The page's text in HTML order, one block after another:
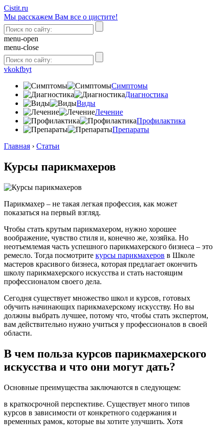
Сistit.ru
Мы расскажем Вам все о цистите!
menu-open
menu-close
vkokfbyt
Симптомы
Диагностика
Виды
Лечение
Профилактика
Препараты
Главная › Статьи
Курсы парикмахеров
Парикмахер – не такая легкая профессия, как может
показаться на первый взгляд.
Чтобы стать крутым парикмахером, нужно хорошее
воображение, чувство стиля и, конечно же, хозяйка. Но
неотъемлемая часть успешного парикмахерского бизнеса – это
ремесло. Тогда посмотрите курсы парикмахеров в Школе
мастеров красивого бизнеса, которая предлагает окончить
школу парикмахерского искусства и стать настоящим
профессионалом своего дела.
Сегодня существует множество школ и курсов, готовых
обучить начинающих парикмахерскому искусству. Но вы
должны выбрать лучшее, потому что, чтобы стать экспертом,
вам действительно нужно учиться у профессионалов в своей
области.
В чем польза курсов парикмахерского
искусства и что они могут дать?
Основные преимущества заключаются в следующем:
в краткосрочной перспективе. Существует много типов
курсов в зависимости от конкретного содержания и
временных рамок, которые вы хотите улучшить. Хотя